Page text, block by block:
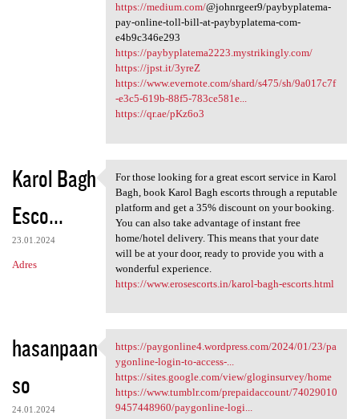
https://medium.com/@johnrgeer9/paybyplatema-
pay-online-toll-bill-at-paybyplatema-com-
e4b9c346e293
https://paybyplatema2223.mystrikingly.com/
https://jpst.it/3yreZ
https://www.evernote.com/shard/s475/sh/9a017c7f
-e3c5-619b-88f5-783ce581e...
https://qr.ae/pKz6o3
Karol Bagh
Esco...
23.01.2024
Adres
For those looking for a great
For those looking for a great escort service in Karol
Bagh, book Karol Bagh escorts through a reputable
platform and get a 35% discount on your booking.
You can also take advantage of instant free
home/hotel delivery. This means that your date
will be at your door, ready to provide you with a
wonderful experience.
https://www.erosescorts.in/karol-bagh-escorts.html
hasanpaan
so
24.01.2024
https://paygonline4.wordpress
https://paygonline4.wordpress.com/2024/01/23/pa
ygonline-login-to-access-...
https://sites.google.com/view/gloginsurvey/home
https://www.tumblr.com/prepaidaccount/74029010
9457448960/paygonline-logi...